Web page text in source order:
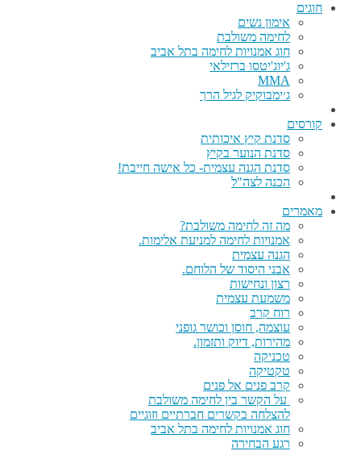
חוגים
אימון נשים
לחימה משולבת
חוג אמנויות לחימה בתל אביב
ג'יוג'יטסו ברזילאי
MMA
ג׳ימבוקיק לגיל הרך
קורסים
סדנת קיץ איכותית
סדנת הנוער בקיץ
סדנת הגנה עצמית- כל אישה חייבת!
הכנה לצה"ל
מאמרים
מה זה לחימה משולבת?
אמנויות לחימה למניעת אלימות.
הגנה עצמית
אבני היסוד של הלוחם.
רצון ונחישות
משמעת עצמית
רוח קרב
עוצמה, חוסן וכושר גופני
מהירות, דיוק ותזמון.
טכניקה
טקטיקה
קרב פנים אל פנים
על הקשר בין לחימה משולבת
להצלחה בקשרים חברתיים וזוגיים
חוג אמנויות לחימה בתל אביב
רגע הבחירה